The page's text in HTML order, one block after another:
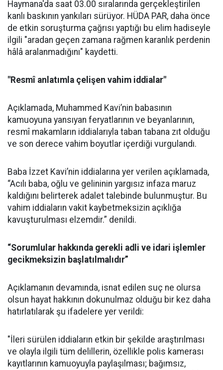
Haymana'da saat 03.00 sıralarında gerçekleştirilen
kanlı baskının yankıları sürüyor. HÜDA PAR, daha önce
de etkin soruşturma çağrısı yaptığı bu elim hadiseyle
ilgili "aradan geçen zamana rağmen karanlık perdenin
hâlâ aralanmadığını" kaydetti.
"Resmî anlatımla çelişen vahim iddialar"
Açıklamada, Muhammed Kavi’nin babasının
kamuoyuna yansıyan feryatlarının ve beyanlarının,
resmî makamların iddialarıyla taban tabana zıt olduğu
ve son derece vahim boyutlar içerdiği vurgulandı.
Baba İzzet Kavi’nin iddialarına yer verilen açıklamada,
“Acılı baba, oğlu ve gelininin yargısız infaza maruz
kaldığını belirterek adalet talebinde bulunmuştur. Bu
vahim iddiaların vakit kaybetmeksizin açıklığa
kavuşturulması elzemdir.” denildi.
“Sorumlular hakkında gerekli adli ve idari işlemler
gecikmeksizin başlatılmalıdır”
Açıklamanın devamında, isnat edilen suç ne olursa
olsun hayat hakkının dokunulmaz olduğu bir kez daha
hatırlatılarak şu ifadelere yer verildi:
"İleri sürülen iddiaların etkin bir şekilde araştırılması
ve olayla ilgili tüm delillerin, özellikle polis kamerası
kayıtlarının kamuoyuyla paylaşılması; bağımsız,